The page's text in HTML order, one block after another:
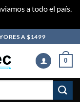
a todo el país.
A $1499
0